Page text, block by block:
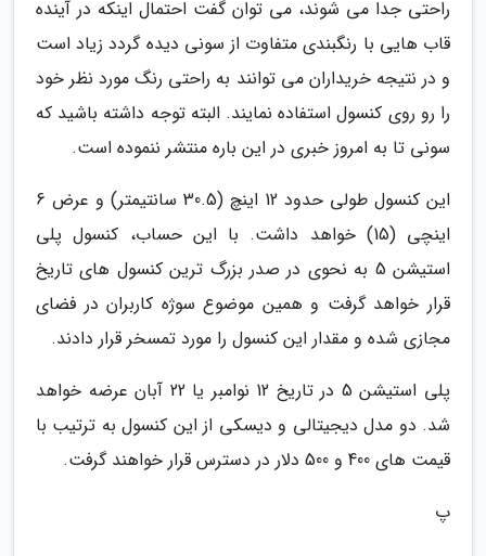
راحتی جدا می شوند، می توان گفت احتمال اینکه در آینده
قاب هایی با رنگبندی متفاوت از سونی دیده گردد زیاد است
و در نتیجه خریداران می توانند به راحتی رنگ مورد نظر خود
را رو روی کنسول استفاده نمایند. البته توجه داشته باشید که
سونی تا به امروز خبری در این باره منتشر ننموده است.
این کنسول طولی حدود 12 اینچ (30.5 سانتیمتر) و عرض 6
اینچی (15) خواهد داشت. با این حساب، کنسول پلی
استیشن 5 به نحوی در صدر بزرگ ترین کنسول های تاریخ
قرار خواهد گرفت و همین موضوع سوژه کاربران در فضای
مجازی شده و مقدار این کنسول را مورد تمسخر قرار دادند.
پلی استیشن 5 در تاریخ 12 نوامبر یا 22 آبان عرضه خواهد
شد. دو مدل دیجیتالی و دیسکی از این کنسول به ترتیب با
قیمت های 400 و 500 دلار در دسترس قرار خواهند گرفت.
پ